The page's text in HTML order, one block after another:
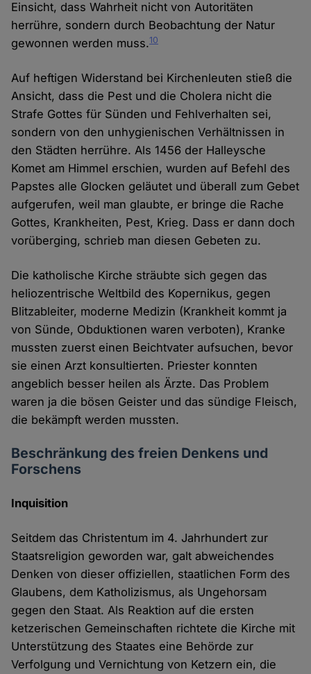
Einsicht, dass Wahrheit nicht von Autoritäten
herrühre, sondern durch Beobachtung der Natur
gewonnen werden muss.10
Auf heftigen Widerstand bei Kirchenleuten stieß die
Ansicht, dass die Pest und die Cholera nicht die
Strafe Gottes für Sünden und Fehlverhalten sei,
sondern von den unhygienischen Verhältnissen in
den Städten herrühre. Als 1456 der Halleysche
Komet am Himmel erschien, wurden auf Befehl des
Papstes alle Glocken geläutet und überall zum Gebet
aufgerufen, weil man glaubte, er bringe die Rache
Gottes, Krankheiten, Pest, Krieg. Dass er dann doch
vorüberging, schrieb man diesen Gebeten zu.
Die katholische Kirche sträubte sich gegen das
heliozentrische Weltbild des Kopernikus, gegen
Blitzableiter, moderne Medizin (Krankheit kommt ja
von Sünde, Obduktionen waren verboten), Kranke
mussten zuerst einen Beichtvater aufsuchen, bevor
sie einen Arzt konsultierten. Priester konnten
angeblich besser heilen als Ärzte. Das Problem
waren ja die bösen Geister und das sündige Fleisch,
die bekämpft werden mussten.
Beschränkung des freien Denkens und
Forschens
Inquisition
Seitdem das Christentum im 4. Jahrhundert zur
Staatsreligion geworden war, galt abweichendes
Denken von dieser offiziellen, staatlichen Form des
Glaubens, dem Katholizismus, als Ungehorsam
gegen den Staat. Als Reaktion auf die ersten
ketzerischen Gemeinschaften richtete die Kirche mit
Unterstützung des Staates eine Behörde zur
Verfolgung und Vernichtung von Ketzern ein, die